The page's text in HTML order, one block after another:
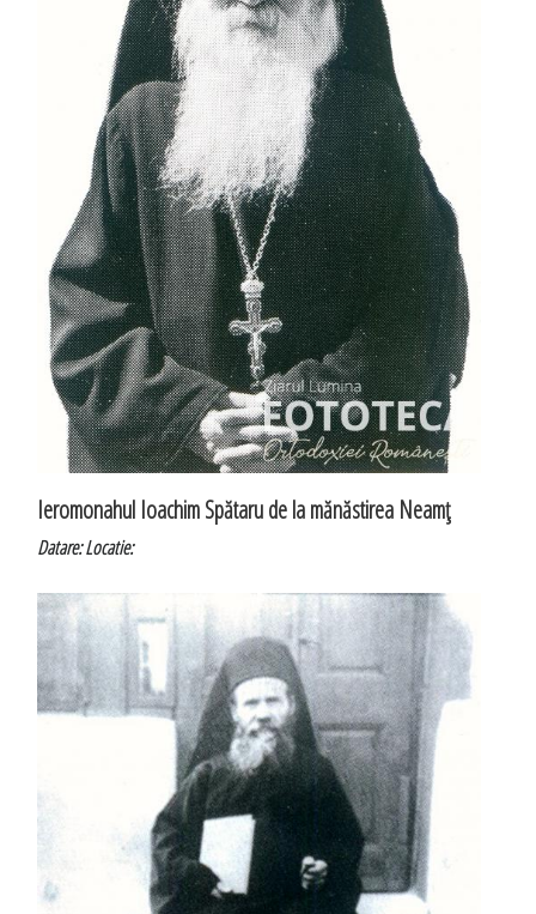
Ieromonahul Ioachim Spătaru de la mănăstirea Neamţ
Datare:Locatie: